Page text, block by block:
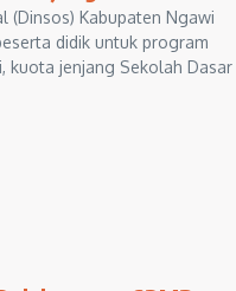
(Dinsos) Kabupaten Ngawi
didik untuk program
kuota jenjang Sekolah Dasar